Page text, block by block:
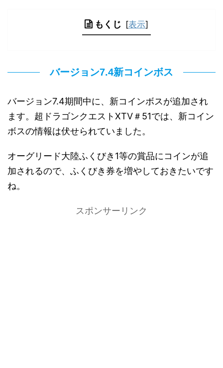
もくじ [表示]
バージョン7.4新コインボス
バージョン7.4期間中に、新コインボスが追加され
ます。超ドラゴンクエストXTV＃51では、新コイン
ボスの情報は伏せられていました。
オーグリード大陸ふくびき1等の賞品にコインが追
加されるので、ふくびき券を増やしておきたいです
ね。
スポンサーリンク